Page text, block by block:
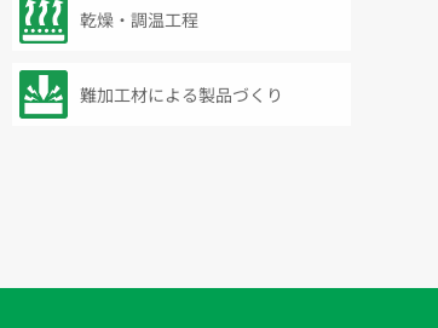
乾燥・調温工程
難加工材による製品づくり